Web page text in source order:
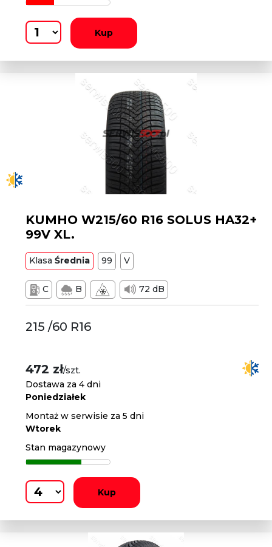
Kup
KUMHO W215/60 R16 SOLUS HA32+
99V XL.
KlasaŚrednia 99 V
C B 72 dB
215 /60 R16
472 zł/szt.
Dostawa za 4 dni
Poniedziałek
Montaż w serwisie za 5 dni
Wtorek
Stan magazynowy
Kup